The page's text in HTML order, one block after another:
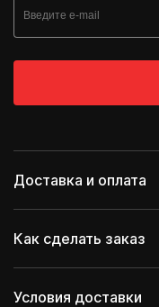
Доставка и оплата
Как сделать заказ
Условия доставки